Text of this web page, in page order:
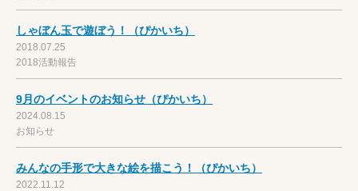
しゃぼん玉で遊ぼう！（ぴかいち）
2018.07.25
2018活動報告
9月のイベントのお知らせ（ぴかいち）
2024.08.15
お知らせ
みんなの手形で大きな絵を描こう！（ぴかいち）
2022.11.12